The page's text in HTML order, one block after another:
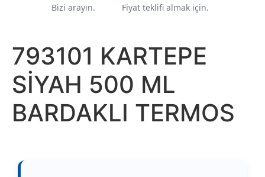
Bizi arayın. Fiyat teklifi almak için.
793101 KARTEPE
SİYAH 500 ML
BARDAKLI TERMOS